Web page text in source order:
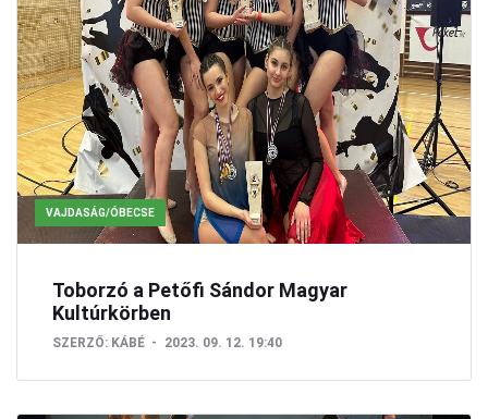
VAJDASÁG/ÓBECSE
Toborzó a Petőfi Sándor Magyar
Kultúrkörben
SZERZŐ: KÁBÉ 2023. 09. 12. 19:40